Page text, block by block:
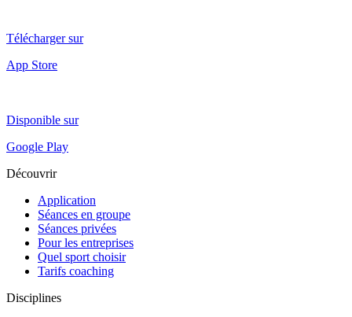
Télécharger sur
App Store
Disponible sur
Google Play
Découvrir
Application
Séances en groupe
Séances privées
Pour les entreprises
Quel sport choisir
Tarifs coaching
Disciplines